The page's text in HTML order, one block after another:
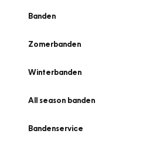
Banden
Zomerbanden
Winterbanden
All season banden
Bandenservice